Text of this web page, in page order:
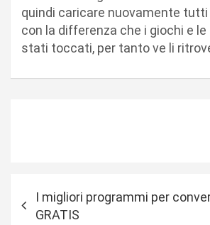
quindi caricare nuovamente
con la differenza che i giochi e le
stati toccati, per tanto ve li
I migliori programmi per
GRATIS